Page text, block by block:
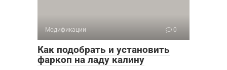
Модификации 0
Как подобрать и установить
фаркоп на ладу калину